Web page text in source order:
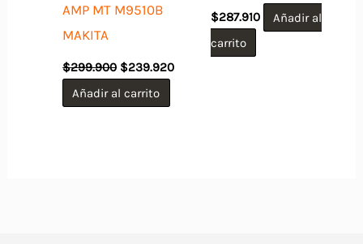
AMP MT M9510B
MAKITA
$299.900 El
precio
original
era:
$239.920El
Añadir al carrito
$287.910
Añadir al
carrito